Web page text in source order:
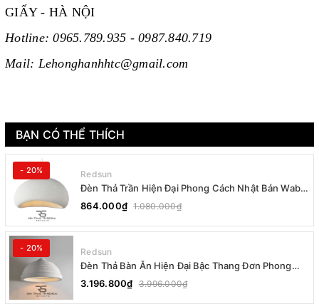
GIẤY - HÀ NỘI
Hotline:0965.789.935 - 0987.840.719
Mail: Lehonghanhhtc@gmail.com
BẠN CÓ THỂ THÍCH
- 20% Redsun
Đèn Thả Trần Hiện Đại Phong Cách Nhật Bản Wabi-
sabi CDT-T036 Dáng B
864.000₫ 1.080.000₫
- 20% Redsun
Đèn Thả Bàn Ăn Hiện Đại Bậc Thang Đơn Phong
Cách Nhật Bản Wabi-sabi DC-T078B
3.196.800₫ 3.996.000₫